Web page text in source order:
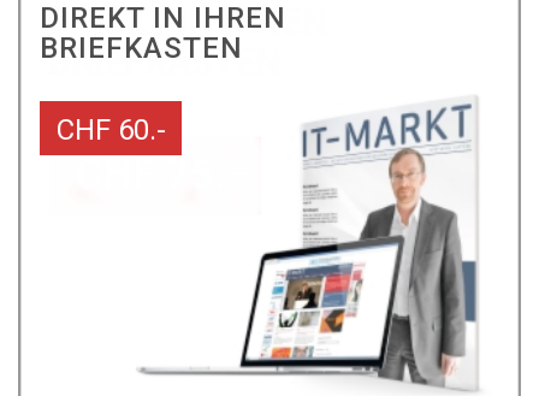
DIREKT IN IHREN
BRIEFKASTEN
CHF 60.-